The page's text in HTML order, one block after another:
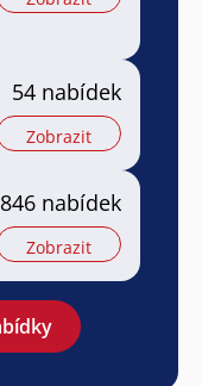
54 nabídek
Zobrazit
846 nabídek
Zobrazit